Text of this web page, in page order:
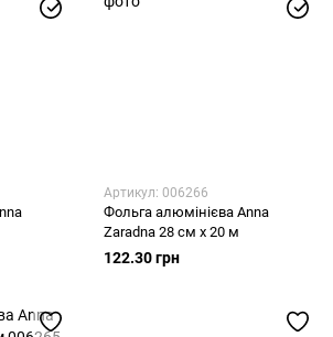
Артикул: 006266
Фольга алюмінієва Anna
Zaradna 28 см х 20 м
122.30 грн